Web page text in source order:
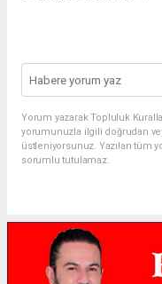
Yorum yazarak Topluluk
yorumunuzla ilgili doğrudan
üstleniyorsunuz. Yazılan tüm
sorumlu tutulamaz.